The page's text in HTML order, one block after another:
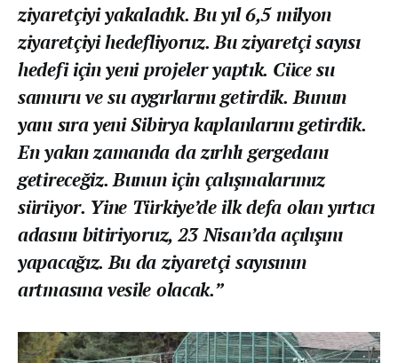
ziyaretçiyi yakaladık. Bu yıl 6,5 milyon
ziyaretçiyi hedefliyoruz. Bu ziyaretçi sayısı
hedefi için yeni projeler yaptık. Cüce su
samuru ve su aygırlarını getirdik. Bunun
yanı sıra yeni Sibirya kaplanlarını getirdik.
En yakın zamanda da zırhlı gergedanı
getireceğiz. Bunun için çalışmalarımız
sürüyor. Yine Türkiye’de ilk defa olan yırtıcı
adasını bitiriyoruz, 23 Nisan’da açılışını
yapacağız. Bu da ziyaretçi sayısının
artmasına vesile olacak.”